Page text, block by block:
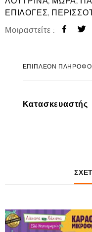
ΕΠΙΛΟΓΕΣ,
Μοιραστείτε :
ΕΠΙΠΛΈΟΝ
Κατασκευαστής